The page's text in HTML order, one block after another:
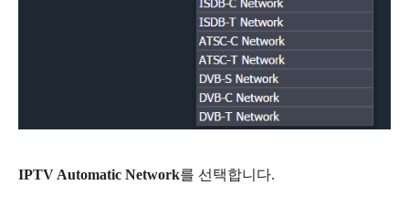
IPTV Automatic Network를 선택합니다.